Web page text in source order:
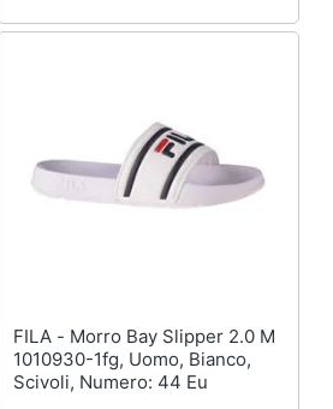
FILA - Morro Bay Slipper 2.0 M
1010930-1fg, Uomo, Bianco,
Scivoli, Numero: 44 Eu